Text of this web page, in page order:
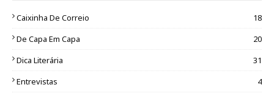
Caixinha De Correio
18
De Capa Em Capa
20
Dica Literária
31
Entrevistas
4